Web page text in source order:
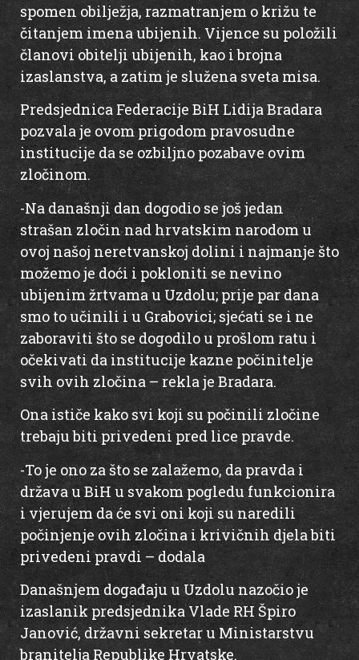
spomen obilježja, razmatranjem o križu te
čitanjem imena ubijenih. Vijence su položili
članovi obitelji ubijenih, kao i brojna
izaslanstva, a zatim je služena sveta misa.
Predsjednica Federacije BiH Lidija Bradara
pozvala je ovom prigodom pravosudne
institucije da se ozbiljno pozabave ovim
zločinom.
-Na današnji dan dogodio se još jedan
strašan zločin nad hrvatskim narodom u
ovoj našoj neretvanskoj dolini i najmanje što
možemo je doći i pokloniti se nevino
ubijenim žrtvama u Uzdolu; prije par dana
smo to učinili i u Grabovici; sjećati se i ne
zaboraviti što se dogodilo u prošlom ratu i
očekivati da institucije kazne počinitelje
svih ovih zločina – rekla je Bradara.
Ona ističe kako svi koji su počinili zločine
trebaju biti privedeni pred lice pravde.
-To je ono za što se zalažemo, da pravda i
država u BiH u svakom pogledu funkcionira
i vjerujem da će svi oni koji su naredili
počinjenje ovih zločina i krivičnih djela biti
privedeni pravdi – dodala
Današnjem događaju u Uzdolu nazočio je
izaslanik predsjednika Vlade RH Špiro
Janović, državni sekretar u Ministarstvu
branitelja Republike Hrvatske.